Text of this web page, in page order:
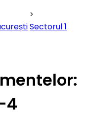
Sectorul 1
4